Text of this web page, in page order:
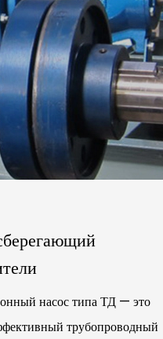
насос типа ТД — это
трубопроводный